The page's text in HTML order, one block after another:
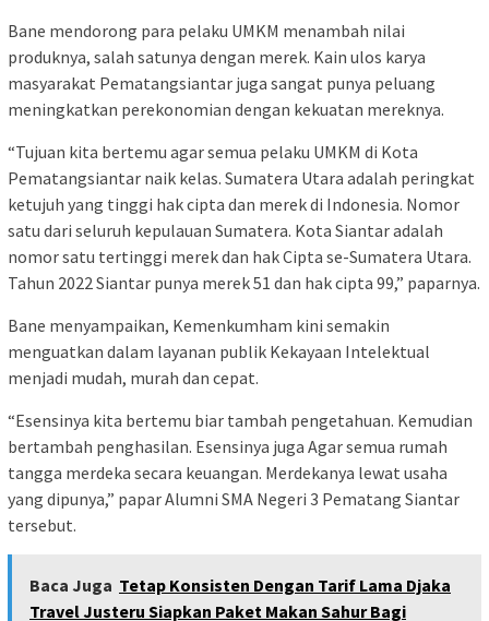
Bane mendorong para pelaku UMKM menambah nilai
produknya, salah satunya dengan merek. Kain ulos karya
masyarakat Pematangsiantar juga sangat punya peluang
meningkatkan perekonomian dengan kekuatan mereknya.
“Tujuan kita bertemu agar semua pelaku UMKM di Kota
Pematangsiantar naik kelas. Sumatera Utara adalah peringkat
ketujuh yang tinggi hak cipta dan merek di Indonesia. Nomor
satu dari seluruh kepulauan Sumatera. Kota Siantar adalah
nomor satu tertinggi merek dan hak Cipta se-Sumatera Utara.
Tahun 2022 Siantar punya merek 51 dan hak cipta 99,” paparnya.
Bane menyampaikan, Kemenkumham kini semakin
menguatkan dalam layanan publik Kekayaan Intelektual
menjadi mudah, murah dan cepat.
“Esensinya kita bertemu biar tambah pengetahuan. Kemudian
bertambah penghasilan. Esensinya juga Agar semua rumah
tangga merdeka secara keuangan. Merdekanya lewat usaha
yang dipunya,” papar Alumni SMA Negeri 3 Pematang Siantar
tersebut.
Baca Juga Tetap Konsisten Dengan Tarif Lama Djaka
Travel Justeru Siapkan Paket Makan Sahur Bagi